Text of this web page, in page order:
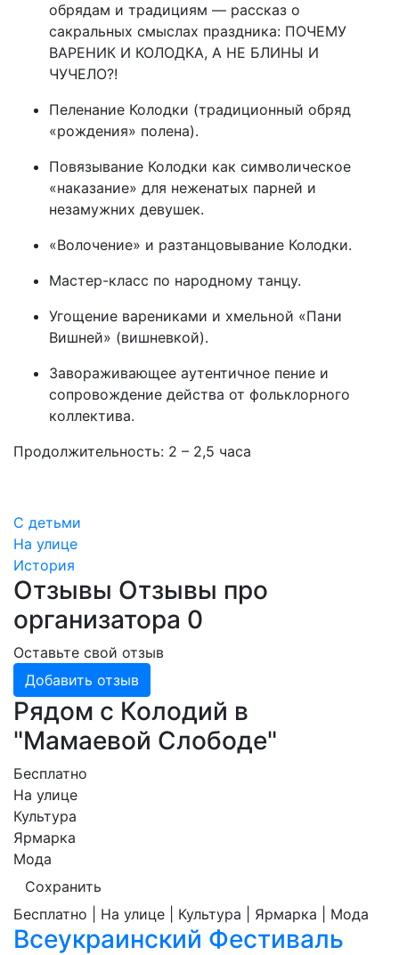
обрядам и традициям — рассказ о
сакральных смыслах праздника: ПОЧЕМУ
ВАРЕНИК И КОЛОДКА, А НЕ БЛИНЫ И
ЧУЧЕЛО?!
Пеленание Колодки (традиционный обряд
«рождения» полена).
Повязывание Колодки как символическое
«наказание» для неженатых парней и
незамужних девушек.
«Волочение» и разтанцовывание Колодки.
Мастер-класс по народному танцу.
Угощение варениками и хмельной «Пани
Вишней» (вишневкой).
Завораживающее аутентичное пение и
сопровождение действа от фольклорного
коллектива.
Продолжительность: 2 – 2,5 часа
С детьми
На улице
История
Отзывы Отзывы про
организатора 0
Оставьте свой отзыв
Добавить отзыв
Рядом с Колодий в
"Мамаевой Слободе"
Бесплатно
На улице
Культура
Ярмарка
Мода
Сохранить
Бесплатно | На улице | Культура | Ярмарка | Мода
Всеукраинский Фестиваль